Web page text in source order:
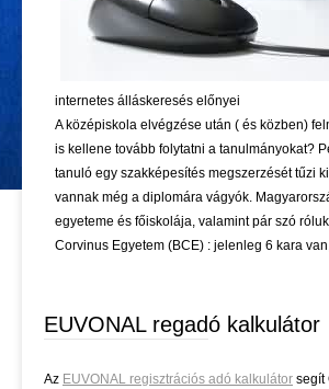
internetes álláskeresés előnyei
A középiskola elvégzése után ( és közben)
is kellene tovább folytatni a tanulmányokat?
tanuló egy szakképesítés megszerzését tűzi
vannak még a diplomára vágyók.
egyeteme és főiskolája, valamint pár szó
Corvinus Egyetem (BCE) : jelenleg 6 kara
EUVONAL regadó kalkulátor
Az EUVONAL regisztrációs adó kalkulátor segít